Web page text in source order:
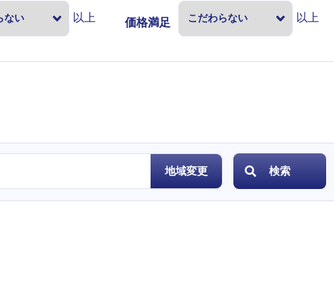
以上 価格満足
度
以上
地域変更 検索